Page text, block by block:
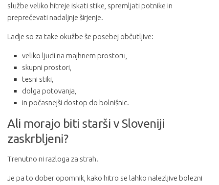
službe veliko hitreje iskati stike, spremljati potnike in
preprečevati nadaljnje širjenje.
Ladje so za take okužbe še posebej občutljive:
veliko ljudi na majhnem prostoru,
skupni prostori,
tesni stiki,
dolga potovanja,
in počasnejši dostop do bolnišnic.
Ali morajo biti starši v Sloveniji
zaskrbljeni?
Trenutno ni razloga za strah.
Je pa to dober opomnik, kako hitro se lahko nalezljive bolezni